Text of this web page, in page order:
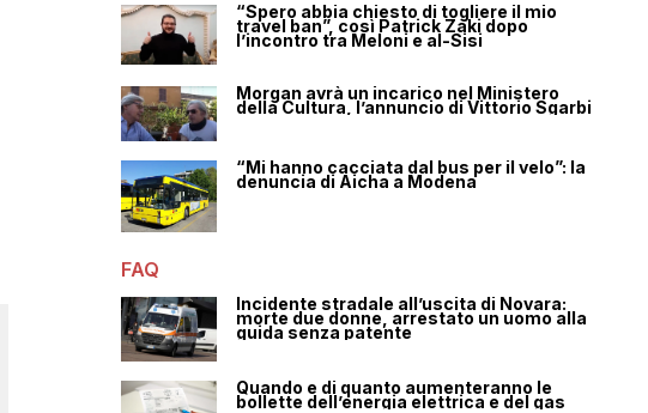
“Spero abbia chiesto di togliere il mio
travel ban”, così Patrick Zaki dopo
l’incontro tra Meloni e al-Sisi
Morgan avrà un incarico nel Ministero
della Cultura, l’annuncio di Vittorio Sgarbi
“Mi hanno cacciata dal bus per il velo”: la
denuncia di Aicha a Modena
FAQ
Incidente stradale all’uscita di Novara:
morte due donne, arrestato un uomo alla
guida senza patente
Quando e di quanto aumenteranno le
bollette dell’energia elettrica e del gas